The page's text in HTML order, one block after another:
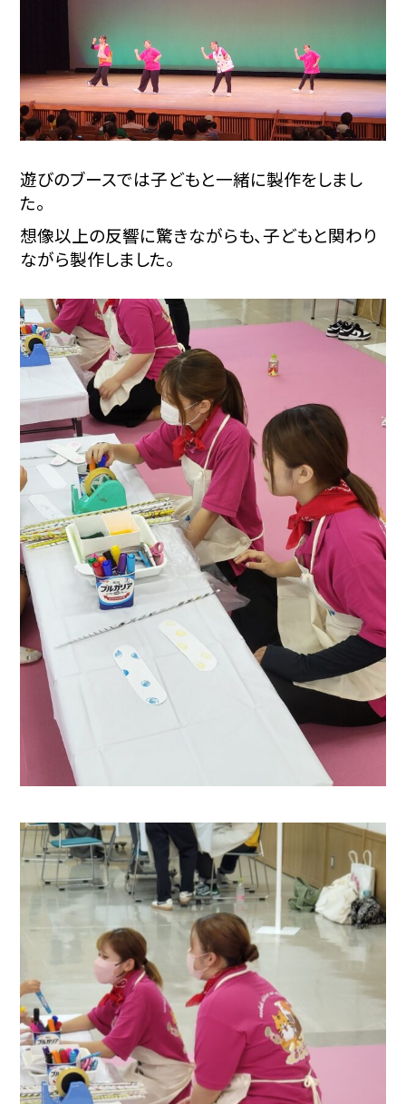
遊びのブースでは子どもと一緒に製作をしまし
た。
想像以上の反響に驚きながらも、子どもと関わり
ながら製作しました。